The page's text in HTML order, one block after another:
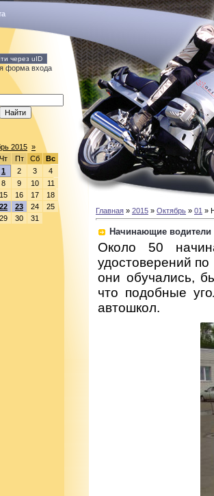
через uID
форма входа
2015 »
Чт Пт Сб
Вс
1
2 3
4
8 9 10
11
15 16 17
18
22 23 24
25
29 30 31
Главная » 2015 » Октябрь » 01 »
Начинающие водители
Около 50
удостоверений по
они обучались,
что подобные
автошкол.